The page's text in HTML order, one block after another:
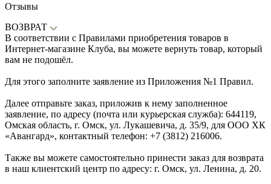
Отзывы
ВОЗВРАТ
В соответствии с Правилами приобретения товаров в
Интернет-магазине Клуба, вы можете вернуть товар, который
вам не подошёл.
Для этого заполните заявление из Приложения №1 Правил.
Далее отправьте заказ, приложив к нему заполненное
заявление, по адресу (почта или курьерская служба): 644119,
Омская область, г. Омск, ул. Лукашевича, д. 35/9, для ООО ХК
«Авангард», контактный телефон: +7 (3812) 216006.
Также вы можете самостоятельно принести заказ для возврата
в наш клиентский центр по адресу: г. Омск, ул. Ленина, д. 20.